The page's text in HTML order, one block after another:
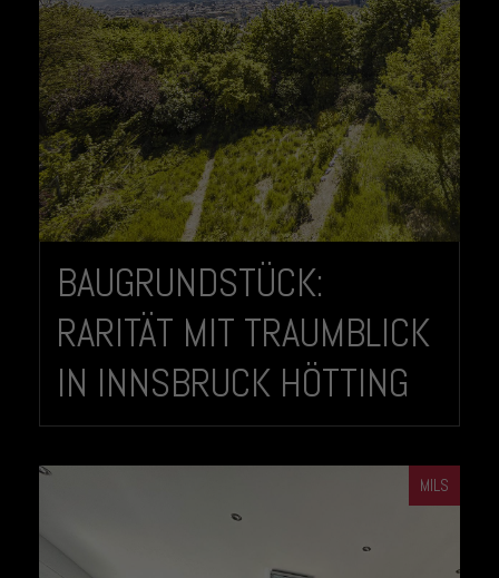
BAUGRUNDSTÜCK:
RARITÄT MIT TRAUMBLICK
IN INNSBRUCK HÖTTING
MILS